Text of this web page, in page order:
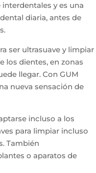
y es una
diaria, antes de
ser ultrasuave y limpiar
los dientes, en zonas
llegar. Con GUM
nueva sensación de
incluso a los
para limpiar incluso
También
o aparatos de